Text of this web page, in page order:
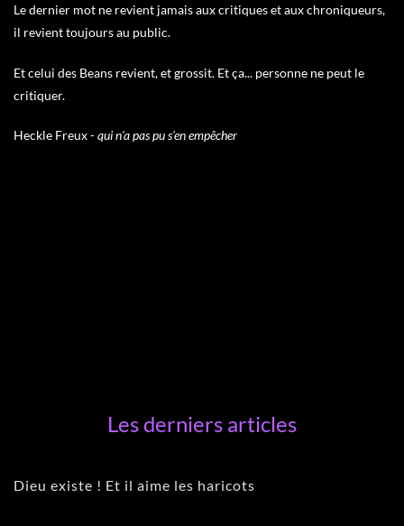
Le dernier mot ne revient jamais aux critiques et aux chroniqueurs,
il revient toujours au public.
Et celui des Beans revient, et grossit. Et ça... personne ne peut le
critiquer.
Heckle Freux -qui n'a pas pu s'en empêcher
Les derniers articles
Dieu existe ! Et il aime les haricots